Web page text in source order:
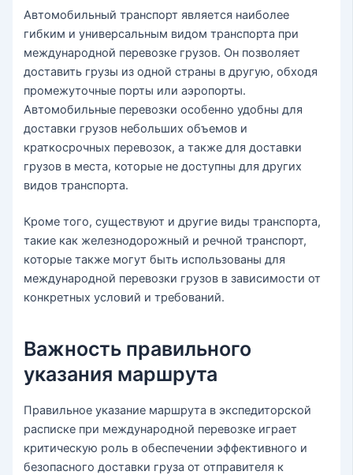
Автомобильный транспорт является наиболее
гибким и универсальным видом транспорта при
международной перевозке грузов. Он позволяет
доставить грузы из одной страны в другую, обходя
промежуточные порты или аэропорты.
Автомобильные перевозки особенно удобны для
доставки грузов небольших объемов и
краткосрочных перевозок, а также для доставки
грузов в места, которые не доступны для других
видов транспорта.
Кроме того, существуют и другие виды транспорта,
такие как железнодорожный и речной транспорт,
которые также могут быть использованы для
международной перевозки грузов в зависимости от
конкретных условий и требований.
Важность правильного
указания маршрута
Правильное указание маршрута в экспедиторской
расписке при международной перевозке играет
критическую роль в обеспечении эффективного и
безопасного доставки груза от отправителя к